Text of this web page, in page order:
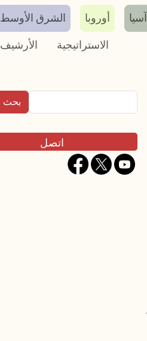
آسيا أوروبا
الشرق الأوسط
الاستراتيجية
الأرشيف
اتصل